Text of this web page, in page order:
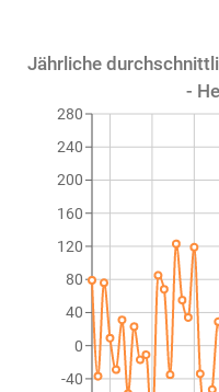
Jährliche
-
-40
0
40
80
120
160
200
240
280